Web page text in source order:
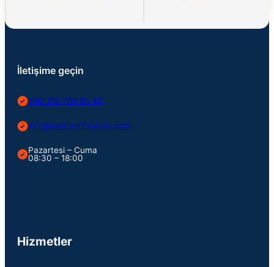
İletişime geçin
+90 216 706 95 46
info@usbcertification.com
Pazartesi – Cuma
08:30 – 18:00
Hizmetler